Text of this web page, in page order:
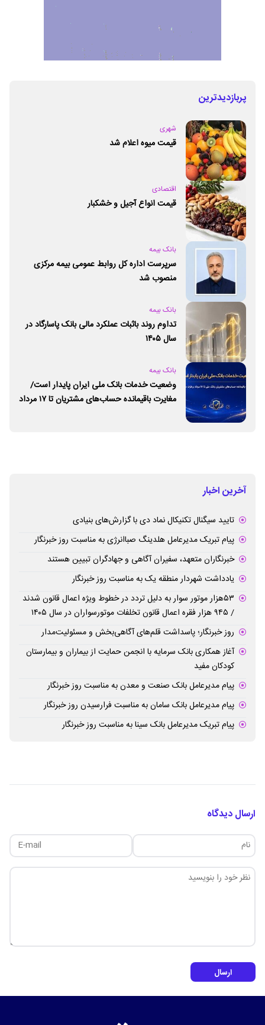
پربازدیدترین
شهری
قیمت میوه اعلام شد
اقتصادی
قیمت انواع آجیل و خشکبار
بانک بیمه
سرپرست اداره کل روابط عمومی بیمه مرکزی
منصوب شد
بانک بیمه
تداوم روند باثبات عملکرد مالی بانک پاسارگاد در
سال ۱۴۰۵
بانک بیمه
وضعیت خدمات بانک ملی ایران پایدار است/
مغایرت‌ باقیمانده حساب‌های مشتریان تا ۱۷ مرداد
آخرین اخبار
تایید سیگنال تکنیکال نماد دی با گزارش‌های بنیادی
پیام تبریک مدیرعامل هلدینگ صباانرژی به مناسبت روز خبرنگار
خبرنگاران متعهد، سفیران آگاهی و جهادگران تبیین هستند
یادداشت شهردار منطقه یک به مناسبت روز خبرنگار
۵۳هزار موتور سوار به دلیل تردد در خطوط ویژه اعمال قانون شدند
/ ۹۴۵ هزار فقره اعمال قانون تخلفات موتورسواران در سال ۱۴۰۵
روز خبرنگار؛ پاسداشت قلم‌های آگاهی‌بخش و مسئولیت‌مدار
آغاز همکاری بانک سرمایه با انجمن حمایت از بیماران و بیمارستان
کودکان مفید
پیام مدیرعامل بانک صنعت و معدن به مناسبت روز خبرنگار
پیام مدیرعامل بانک سامان به مناسبت فرارسیدن روز خبرنگار
پیام تبریک مدیرعامل بانک سینا به مناسبت روز خبرنگار
ارسال دیدگاه
ارسال